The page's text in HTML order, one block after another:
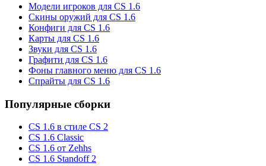
Модели игроков для CS 1.6
Скины оружий для CS 1.6
Конфиги для CS 1.6
Карты для CS 1.6
Звуки для CS 1.6
Графити для CS 1.6
Фоны главного меню для CS 1.6
Спрайты для CS 1.6
Популярные сборки
CS 1.6 в стиле CS 2
CS 1.6 Classic
CS 1.6 от Zehhs
CS 1.6 Standoff 2